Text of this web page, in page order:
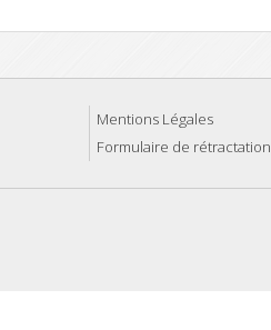
Mentions Légales
Formulaire de rétractation